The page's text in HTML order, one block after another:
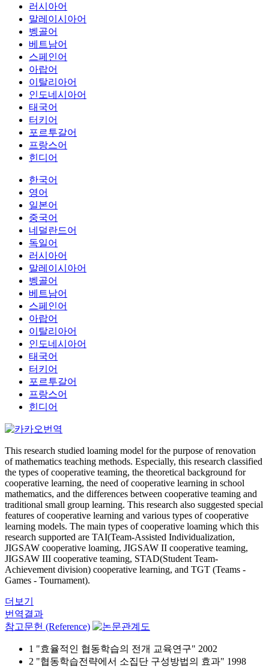
러시아어
말레이시아어
벵골어
베트남어
스페인어
아랍어
이탈리아어
인도네시아어
태국어
터키어
포르투갈어
프랑스어
힌디어
한국어
영어
일본어
중국어
네덜란드어
독일어
러시아어
말레이시아어
벵골어
베트남어
스페인어
아랍어
이탈리아어
인도네시아어
태국어
터키어
포르투갈어
프랑스어
힌디어
This research studied loaming model for the purpose of renovation
of mathematics teaching methods. Especially, this research classified
the types of cooperative teaming, the theoretical background for
cooperative learning, the need of cooperative learning in school
mathematics, and the differences between cooperative teaming and
traditional small group learning. This research also suggested special
features of cooperative learning and various types of cooperative
learning models. The main types of cooperative loaming which this
research supported are TAI(Team-Assisted Individualization,
JIGSAW cooperative loaming, JIGSAW II cooperative teaming,
JIGSAW III cooperative teaming, STAD(Student Team-
Achievement division) cooperative learning, and TGT (Teams -
Games - Tournament).
더보기
번역결과
참고문헌 (Reference)
1 "효율적인 협동학습의 전개 교육연구" 2002
2 "협동학습전략에서 소집단 구성방법의 효과" 1998